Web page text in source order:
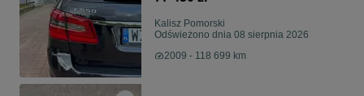
Kalisz Pomorski
Odświeżono dnia 08 sierpnia 2026
2009 - 118 699 km